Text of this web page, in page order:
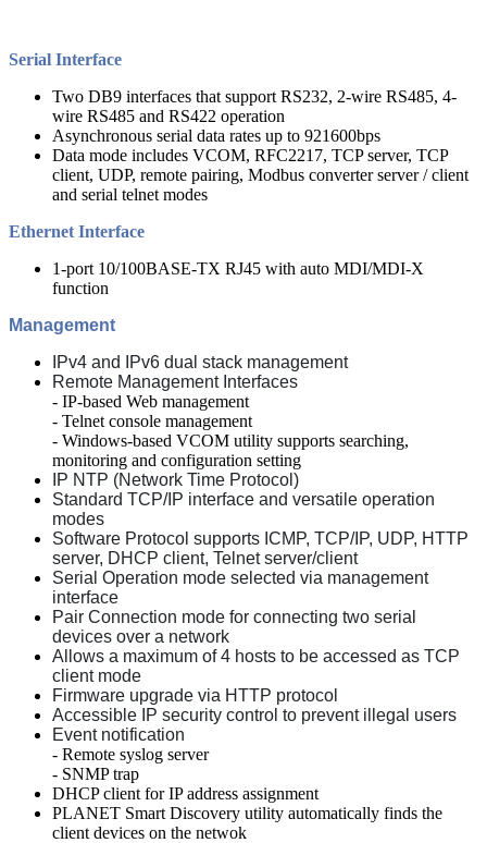
Serial Interface
Two DB9 interfaces that support RS232, 2-wire RS485, 4-
wire RS485 and RS422 operation
Asynchronous serial data rates up to 921600bps
Data mode includes VCOM, RFC2217, TCP server, TCP
client, UDP, remote pairing, Modbus converter server / client
and serial telnet modes
Ethernet Interface
1-port 10/100BASE-TX RJ45 with auto MDI/MDI-X
function
Management
IPv4 and IPv6 dual stack management
Remote Management Interfaces
- IP-based Web management
- Telnet console management
- Windows-based VCOM utility supports searching,
monitoring and configuration setting
IP NTP (Network Time Protocol)
Standard TCP/IP interface and versatile operation
modes
Software Protocol supports ICMP, TCP/IP, UDP, HTTP
server, DHCP client, Telnet server/client
Serial Operation mode selected via management
interface
Pair Connection mode for connecting two serial
devices over a network
Allows a maximum of 4 hosts to be accessed as TCP
client mode
Firmware upgrade via HTTP protocol
Accessible IP security control to prevent illegal users
Event notification
- Remote syslog server
- SNMP trap
DHCP client for IP address assignment
PLANET Smart Discovery utility automatically finds the
client devices on the netwok